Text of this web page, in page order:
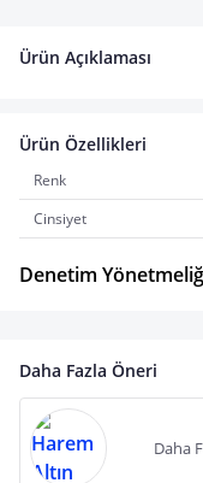
Ürün Açıklaması
Ürün Özellikleri
Renk
Cinsiyet
Denetim
Daha Fazla Öneri
Daha